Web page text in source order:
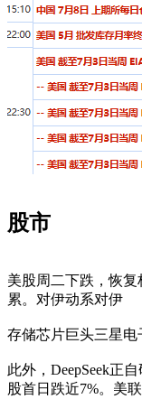
股市
美股周二下跌，恢复
累。对伊动系对伊
存储芯片巨头三星电
此外，DeepSeek正
股首日跌近7%。美